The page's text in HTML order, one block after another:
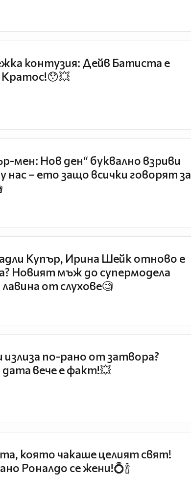
контузия: Дейв Батиста е
мен: Нов ден“ буквално взриви
нас – ето защо всички говорят за
Купър, Ирина Шейк отново е
Новият мъж до супермодела
лавина от слухове🧐
излиза по-рано от затвора?
вече е факт!💥
която чакаше целият свят!
Роналдо се жени!💍🍾